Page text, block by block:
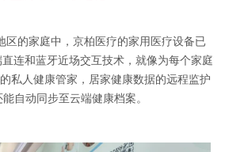
区的家庭中，京柏医疗的家用医疗设备已
连和蓝牙近场交互技术，就像为每个家庭
私人健康管家，居家健康数据的远程监护
自动同步至云端健康档案。